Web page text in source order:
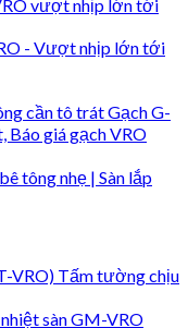
- Vượt nhịp lớn tới
Gạch G-
Báo giá gạch VRO
tông nhẹ | Sàn lắp
Tấm tường chịu